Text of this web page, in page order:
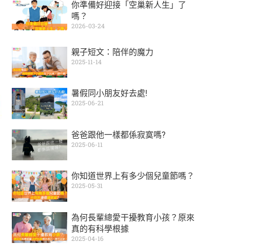
你準備好迎接「空巢新人生」了
嗎？
2026-03-24
親子短文：陪伴的魔力
2025-11-14
暑假同小朋友好去處!
2025-06-21
爸爸跟他一樣都係寂寞嗎?
2025-06-11
你知道世界上有多少個兒童節嗎？
2025-05-31
為何長輩總愛干擾教育小孩？原來
真的有科學根據
2025-04-16